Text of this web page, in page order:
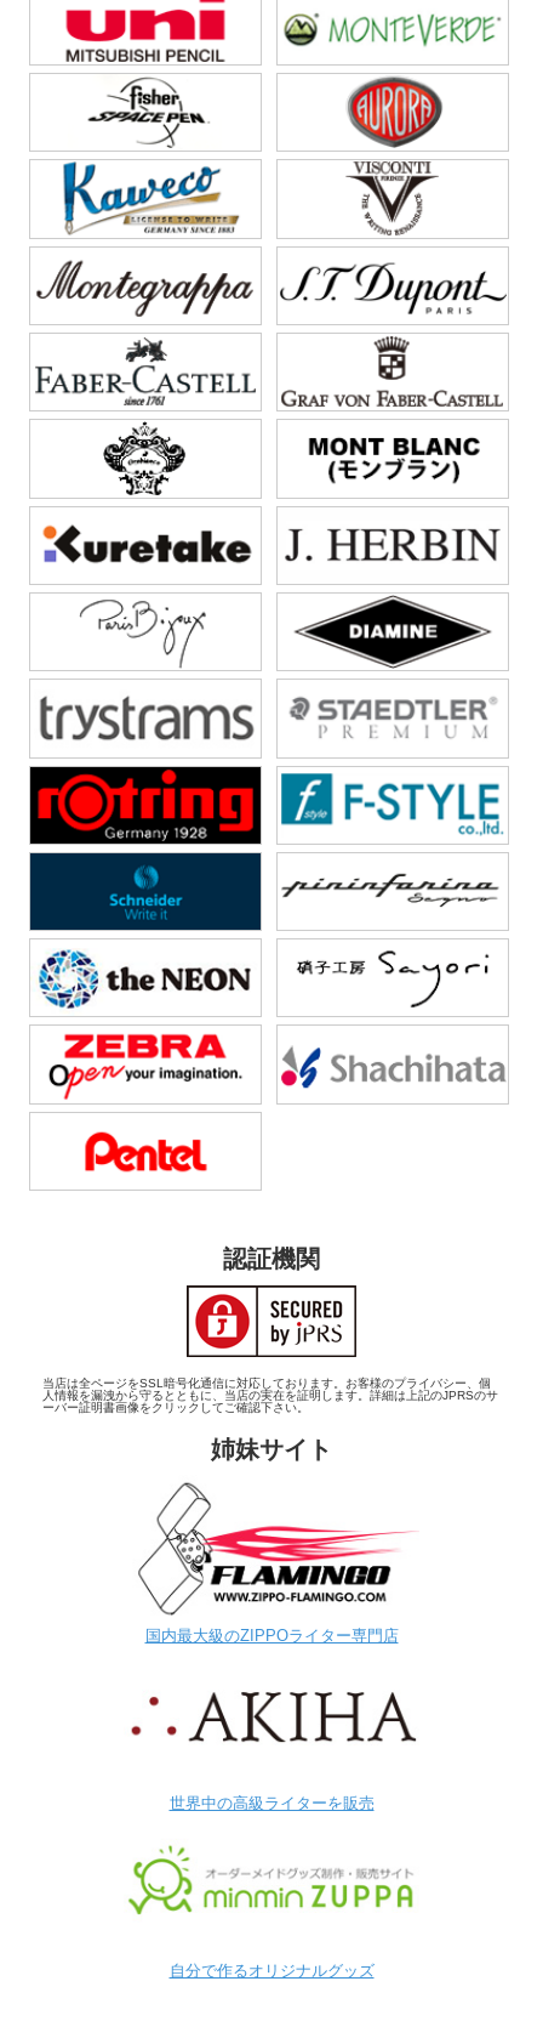
認証機関
当店は全ページをSSL暗号化通信に対応しております。お客様のプライバシー、個
人情報を漏洩から守るとともに、当店の実在を証明します。詳細は上記のJPRSのサ
ーバー証明書画像をクリックしてご確認下さい。
姉妹サイト
国内最大級のZIPPOライター専門店
世界中の高級ライターを販売
自分で作るオリジナルグッズ